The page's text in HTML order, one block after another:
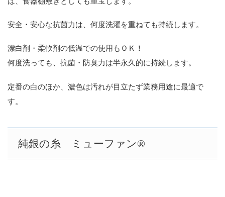
安全・安心な抗菌力は、何度洗濯を重ねても持続します。
漂白剤・柔軟剤の低温での使用もＯＫ！
何度洗っても、抗菌・防臭力は半永久的に持続します。
定番の白のほか、濃色は汚れが目立たず業務用途に最適で
す。
純銀の糸 ミューファン®